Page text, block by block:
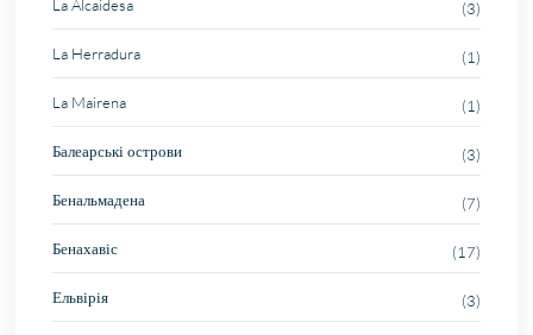
La Alcaidesa (3)
La Herradura (1)
La Mairena (1)
Балеарські острови (3)
Бенальмадена (7)
Бенахавіс (17)
Ельвірія (3)